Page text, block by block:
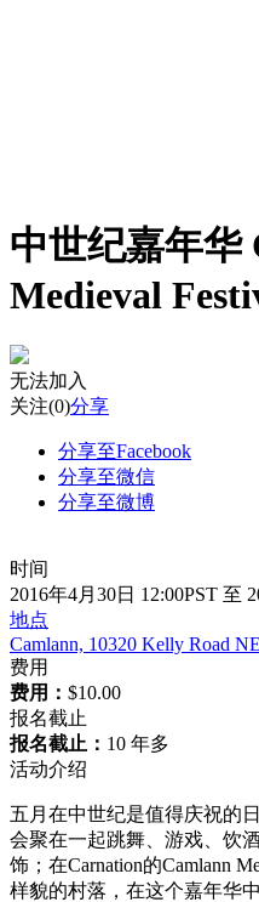
中世纪嘉年华
Medieval
无法加入
关注(0)分享
分享至Facebook
分享至微信
分享至微博
时间
2016年4月30日 12:00PST 至
地点
Camlann, 10320 Kelly Road
费用
费用： $10.00
报名截止
报名截止： 10 年多
活动介绍
五月在中世纪是值得庆祝的
会聚在一起跳舞、游戏、饮
饰；在Carnation的Camlann
样貌的村落，在这个嘉年华